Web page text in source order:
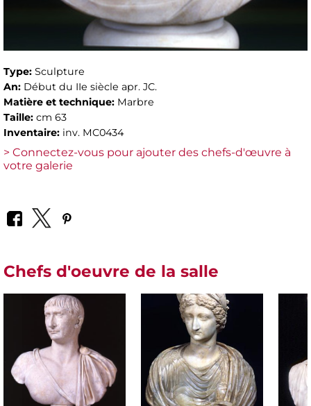
Type: Sculpture
An: Début du IIe siècle apr. JC.
Matière et technique: Marbre
Taille: cm 63
Inventaire: inv. MC0434
> Connectez-vous pour ajouter des chefs-d'œuvre à
votre galerie
Chefs d'oeuvre de la salle